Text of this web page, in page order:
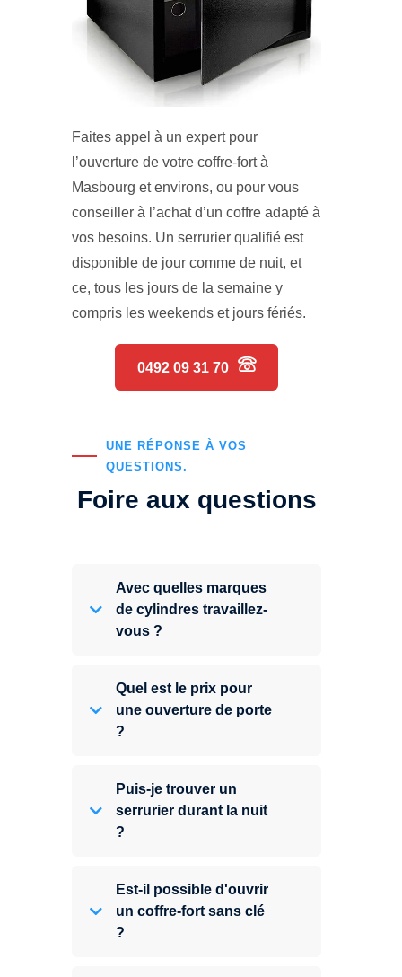
Faites appel à un expert pour
l’ouverture de votre coffre-fort à
Masbourg et environs, ou pour vous
conseiller à l’achat d’un coffre adapté à
vos besoins. Un serrurier qualifié est
disponible de jour comme de nuit, et
ce, tous les jours de la semaine y
compris les weekends et jours fériés.
0492 09 31 70
UNE RÉPONSE À VOS
QUESTIONS.
Foire aux questions
Avec quelles marques
de cylindres travaillez-
vous ?
Quel est le prix pour
une ouverture de porte
?
Puis-je trouver un
serrurier durant la nuit
?
Est-il possible d'ouvrir
un coffre-fort sans clé
?